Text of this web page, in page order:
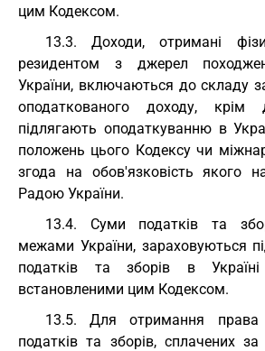
цим Кодексом.
13.3. Доходи, отримані
резидентом з джерел
України, включаються до складу
оподаткованого доходу,
підлягають оподаткуванню в
положень цього Кодексу чи
згода на обов'язковість якого
Радою України.
13.4. Суми податків та
межами України, зараховуються
податків та зборів в
встановленими цим Кодексом.
13.5. Для отримання права
податків та зборів, сплачених